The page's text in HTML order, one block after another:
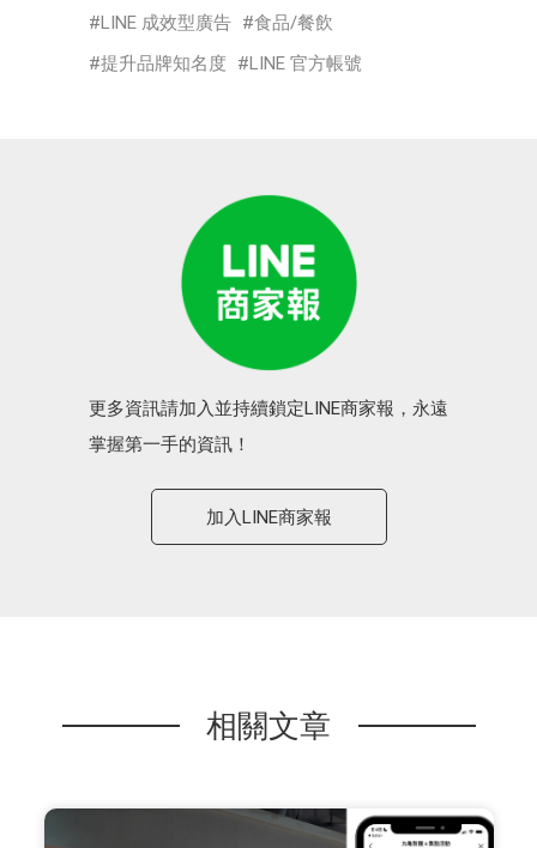
LINE 成效型廣告
食品/餐飲
提升品牌知名度
LINE 官方帳號
更多資訊請加入並持續鎖定LINE商家報，永遠
掌握第一手的資訊！
加入LINE商家報
相關文章